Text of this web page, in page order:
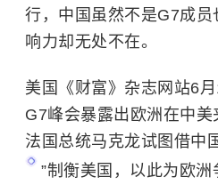
行，中国虽然不是G7成
响力却无处不在。
美国《财富》杂志网站6
G7峰会暴露出欧洲在中
法国总统马克龙试图借中
”制衡美国，以此为欧洲